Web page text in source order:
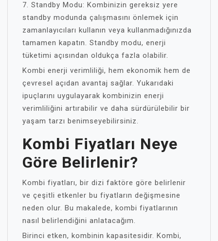
7. Standby Modu: Kombinizin gereksiz yere
standby modunda çalışmasını önlemek için
zamanlayıcıları kullanın veya kullanmadığınızda
tamamen kapatın. Standby modu, enerji
tüketimi açısından oldukça fazla olabilir.
Kombi enerji verimliliği, hem ekonomik hem de
çevresel açıdan avantaj sağlar. Yukarıdaki
ipuçlarını uygulayarak kombinizin enerji
verimliliğini artırabilir ve daha sürdürülebilir bir
yaşam tarzı benimseyebilirsiniz.
Kombi Fiyatları Neye
Göre Belirlenir?
Kombi fiyatları, bir dizi faktöre göre belirlenir
ve çeşitli etkenler bu fiyatların değişmesine
neden olur. Bu makalede, kombi fiyatlarının
nasıl belirlendiğini anlatacağım.
Birinci etken, kombinin kapasitesidir. Kombi,